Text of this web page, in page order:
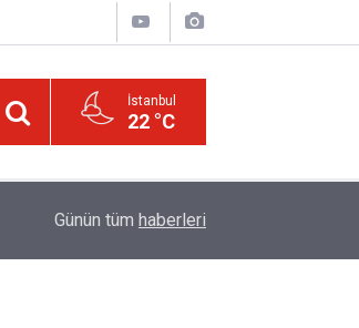
İstanbul
22 °C
Bildirilmedi mi ki insan için, kendi çalıştığından
Günün tüm haberleri